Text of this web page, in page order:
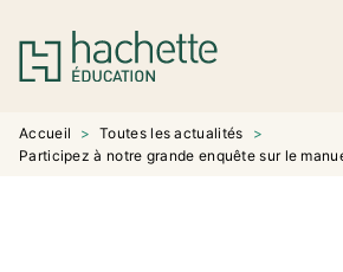
MENU RECHERCHE
PIED DE PAGE
Accueil > Toutes les actualités
>
Participez à notre grande enquête sur le